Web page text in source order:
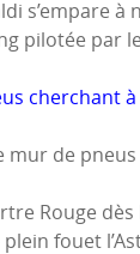
s’empare
pilotée par
cherchant
mur de
Rouge
fouet